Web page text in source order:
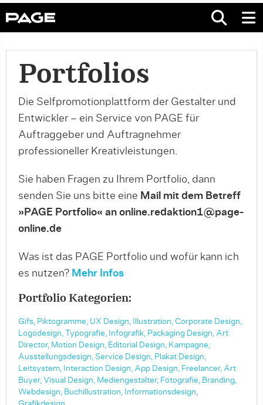
Portfolios
Die Selfpromotionplattform der Gestalter und
Entwickler – ein Service von PAGE für
Auftraggeber und Auftragnehmer
professioneller Kreativleistungen.
Sie haben Fragen zu Ihrem Portfolio, dann
senden Sie uns bitte eine Mail mit dem Betreff
»PAGE Portfolio« an online.redaktion1@page-
online.de
Was ist das PAGE Portfolio und wofür kann ich
es nutzen? Mehr Infos
Portfolio Kategorien:
Gifs, Piktogramme, UX Design, Illustration, Corporate Design,
Logodesign,
Typografie, Infografik, Packaging Design, Art
Director, Motion Design, Editorial Design, Kampagne,
Ausstellungsdesign, Service Design, Plakat Design,
Leitsystem, Interaction Design, App Design, Freelancer, Art
Buyer, Visual Design, Mediengestalter, Fotografie, Branding,
Webdesign, Buchillustration, Informationsdesign,